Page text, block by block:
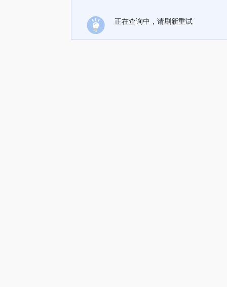
正在查询中，请刷新重试